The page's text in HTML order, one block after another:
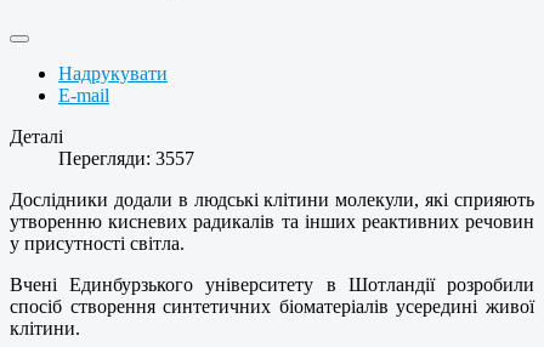
Надрукувати
E-mail
Деталі
Перегляди: 3557
Дослідники додали в людські клітини молекули, які сприяють
утворенню кисневих радикалів та інших реактивних речовин
у присутності світла.
Вчені Единбурзького університету в Шотландії розробили
спосіб створення синтетичних біоматеріалів усередині живої
клітини.